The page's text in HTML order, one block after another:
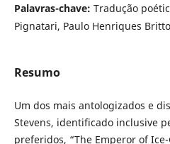
Palavras-chave: Tradução
Pignatari, Paulo Henriques
Resumo
Um dos mais antologizados e
Stevens, identificado inclusive
preferidos, “The Emperor of